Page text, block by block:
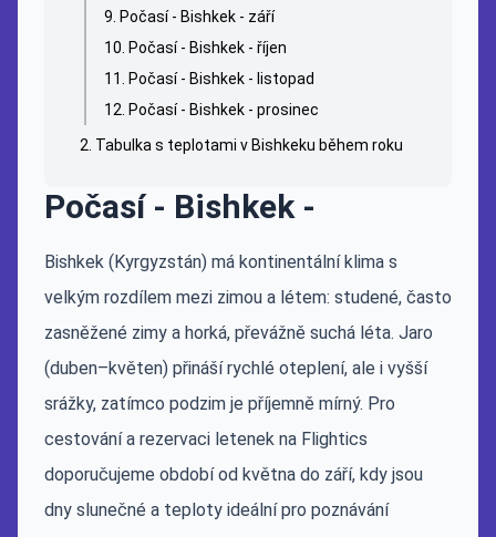
Počasí - Bishkek - září
Počasí - Bishkek - říjen
Počasí - Bishkek - listopad
Počasí - Bishkek - prosinec
Tabulka s teplotami v Bishkeku během roku
Počasí - Bishkek -
Bishkek (Kyrgyzstán) má kontinentální klima s
velkým rozdílem mezi zimou a létem: studené, často
zasněžené zimy a horká, převážně suchá léta. Jaro
(duben–květen) přináší rychlé oteplení, ale i vyšší
srážky, zatímco podzim je příjemně mírný. Pro
cestování a rezervaci letenek na Flightics
doporučujeme období od května do září, kdy jsou
dny slunečné a teploty ideální pro poznávání